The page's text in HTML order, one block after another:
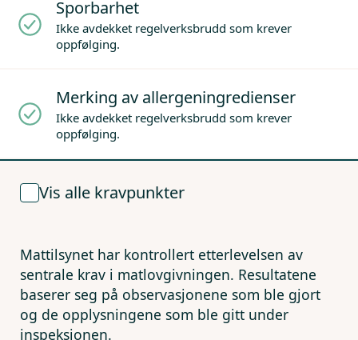
Sporbarhet
Ikke avdekket regelverksbrudd som krever
oppfølging.
Merking av allergeningredienser
Ikke avdekket regelverksbrudd som krever
oppfølging.
Vis alle kravpunkter
Mattilsynet har kontrollert etterlevelsen av
sentrale krav i matlovgivningen. Resultatene
baserer seg på observasjonene som ble gjort
og de opplysningene som ble gitt under
inspeksjonen.